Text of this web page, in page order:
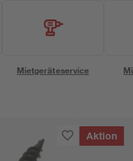
Mietgeräteservice
Aktion